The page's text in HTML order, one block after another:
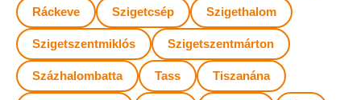
Ráckeve Szigetcsép Szigethalom
Szigetszentmiklós Szigetszentmárton
Százhalombatta Tass Tiszanána